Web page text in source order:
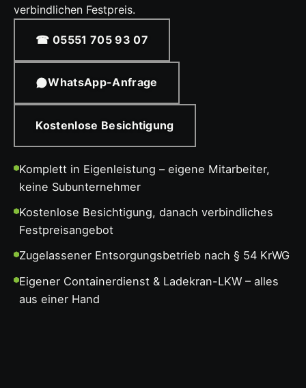
verbindlichen Festpreis.
☎ 05551 705 93 07
WhatsApp-Anfrage
Kostenlose Besichtigung
Komplett in Eigenleistung – eigene Mitarbeiter,
keine Subunternehmer
Kostenlose Besichtigung, danach verbindliches
Festpreisangebot
Zugelassener Entsorgungsbetrieb nach § 54 KrWG
Eigener Containerdienst & Ladekran-LKW – alles
aus einer Hand